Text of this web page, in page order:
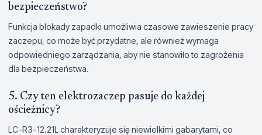
bezpieczeństwo?
Funkcja blokady zapadki umożliwia czasowe zawieszenie pracy
zaczepu, co może być przydatne, ale również wymaga
odpowiedniego zarządzania, aby nie stanowiło to zagrożenia
dla bezpieczeństwa.
5. Czy ten elektrozaczep pasuje do każdej
ościeżnicy?
LC-R3-12.21L charakteryzuje się niewielkimi gabarytami, co